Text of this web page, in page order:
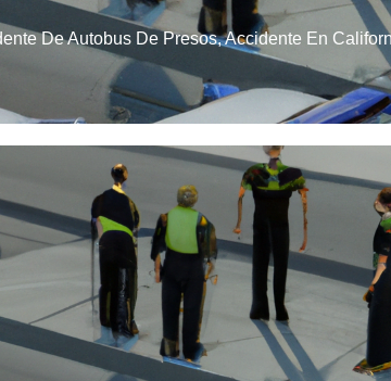
De Autobus De Presos,Accidente En